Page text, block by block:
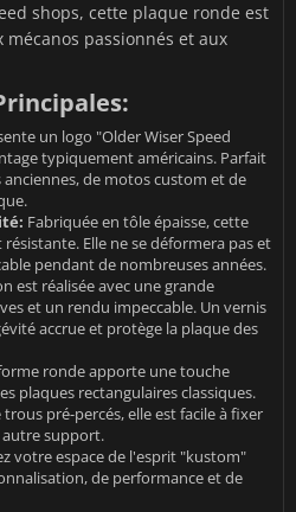
shops, cette plaque ronde est
passionnés et aux
un logo "Older Wiser Speed
typiquement américains. Parfait
de motos custom et de
Fabriquée en tôle épaisse, cette
Elle ne se déformera pas et
pendant de nombreuses années.
est réalisée avec une grande
et un rendu impeccable. Un vernis
accrue et protège la plaque des
ronde apporte une touche
plaques rectangulaires classiques.
trous pré-percés, elle est facile à fixer
support.
votre espace de l'esprit "kustom"
de performance et de